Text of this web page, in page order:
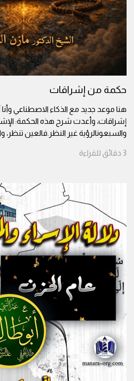
حكمة من إشراقات
هنا موعد جديد مع الذكاء الاصطناعي
إشراقات، وأعدت شرح هذه الحكمة:
والسبعونالرؤية غير النظر.فالعين تنظر،
3 دقائق للقراءة